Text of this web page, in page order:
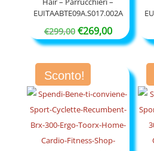
EUITAABTE09A.S017.002A
€299,00 Il
prezzo
originale
era:
€299,00.
€269,00Il
prezzo
€269,00.
Sconto!